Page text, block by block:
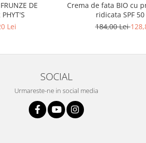
DE
Lei
Crema de fata BIO cu
ridicata SPF
184,00 Lei
SOCIAL
Urmareste-ne in social media